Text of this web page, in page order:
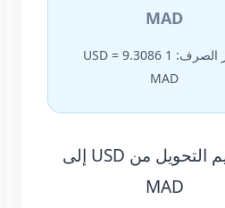
MAD
سعر الصرف: 1 USD = 9.3086
أهم قيم التحويل من USD إلى
MAD